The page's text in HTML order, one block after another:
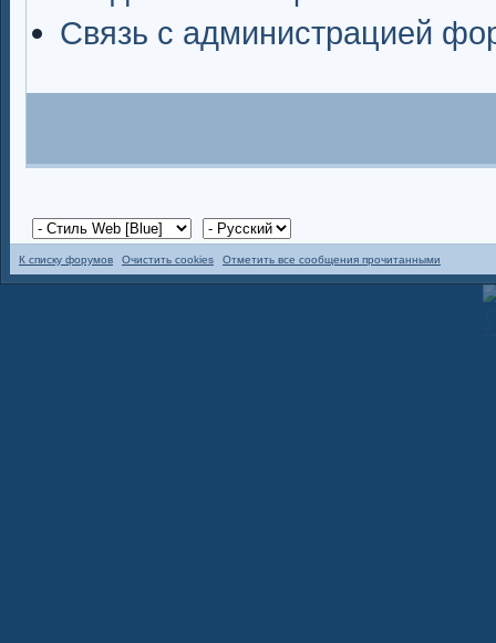
Связь с администрацией
К списку форумов Очистить cookies Отметить все сообщения прочитанными